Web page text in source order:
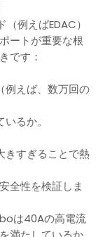
例えばEDAC）
ートが重要な根
です：
例えば、数万回の
るか。
きすぎることで熱
全性を検証しま
は40Aの高電流